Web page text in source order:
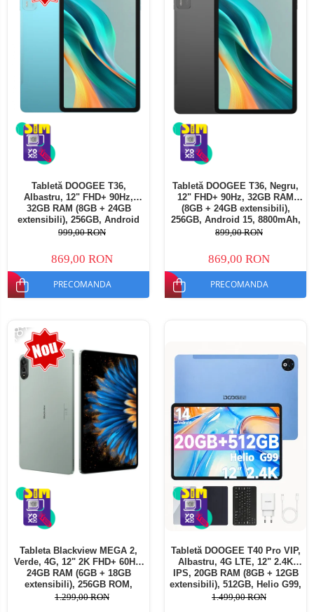
Tabletă DOOGEE T36,
Albastru, 12" FHD+ 90Hz,
32GB RAM (8GB + 24GB
extensibili), 256GB, Android
15, 8800mAh, Dual SIM
999,00 RON
869,00 RON
PRECOMANDA
Tabletă DOOGEE T36, Negru,
12" FHD+ 90Hz, 32GB RAM
(8GB + 24GB extensibili),
256GB, Android 15, 8800mAh,
Dual SIM
899,00 RON
869,00 RON
PRECOMANDA
-18%
Tableta Blackview MEGA 2,
Verde, 4G, 12" 2K FHD+ 60Hz,
24GB RAM (6GB + 18GB
extensibili), 256GB ROM,
Android 15, Unisoc T615,
1.299,00 RON
Tabletă DOOGEE T40 Pro VIP,
Albastru, 4G LTE, 12" 2.4K
IPS, 20GB RAM (8GB + 12GB
extensibili), 512GB, Helio G99,
10800mAh, 33W, Android 14,
1.499,00 RON